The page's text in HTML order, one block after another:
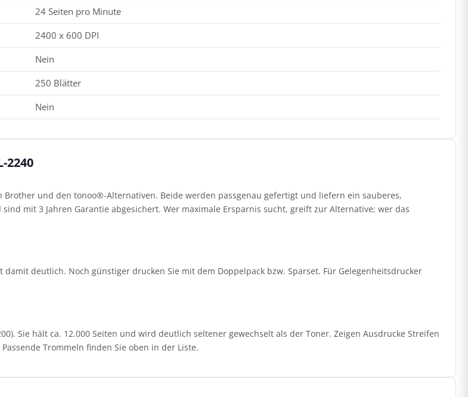
24 Seiten pro Minute
2400 x 600 DPI
Nein
250 Blätter
Nein
2240
Brother und den tonoo®-Alternativen. Beide werden passgenau gefertigt und liefern ein sauberes,
mit 3 Jahren Garantie abgesichert. Wer maximale Ersparnis sucht, greift zur Alternative; wer das
damit deutlich. Noch günstiger drucken Sie mit dem Doppelpack bzw. Sparset. Für Gelegenheitsdrucker
Sie hält ca. 12.000 Seiten und wird deutlich seltener gewechselt als der Toner. Zeigen Ausdrucke Streifen
Trommeln finden Sie oben in der Liste.